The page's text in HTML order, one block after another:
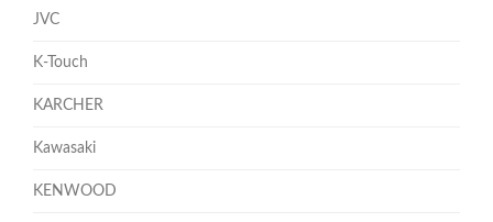
JVC
K-Touch
KARCHER
Kawasaki
KENWOOD